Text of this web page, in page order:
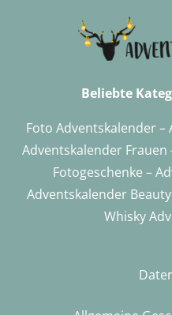
Beliebte
Foto Adventskalender–
Adventskalender Frauen
Fotogeschenke –
Adventskalender Beauty
Whisky